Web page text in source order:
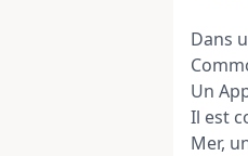
Dans
Un
Il est
Mer,